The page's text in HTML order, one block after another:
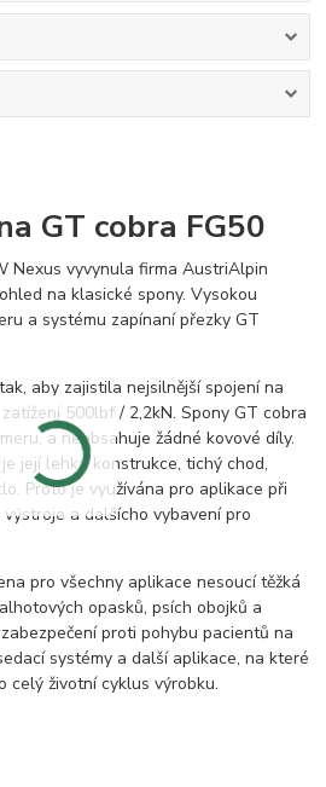
GT cobra FG50
Nexus vyvynula firma AustriAlpin
na klasické spony. Vysokou
a systému zapínaní přezky GT
aby zajistila nejsilnější spojení na
500lbf / 2,2kN. Spony GT cobra
a neobsahuje žádné kovové díly.
její lehká konstrukce, tichý chod,
Proto je využívána pro aplikace při
a dalšícho vybavení pro
pro všechny aplikace nesoucí těžká
opasků, psích obojků a
proti pohybu pacientů na
systémy a další aplikace, na které
celý životní cyklus výrobku.